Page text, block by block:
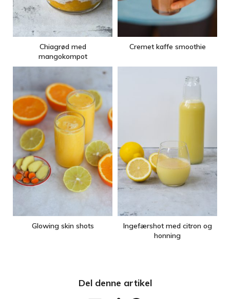
Chiagrød med
mangokompot
Cremet kaffe smoothie
Glowing skin shots
Ingefærshot med citron og
honning
Del denne artikel